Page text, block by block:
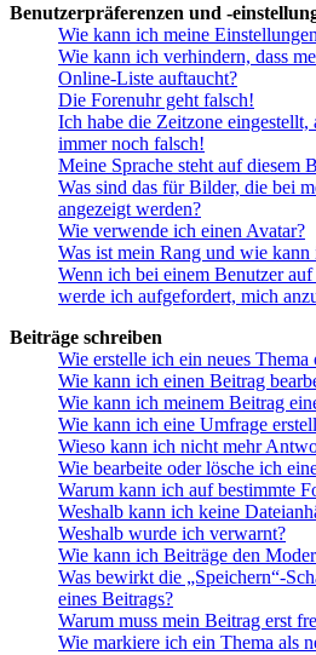
Benutzerpräferenzen und -
Wie kann ich meine
Wie kann ich verhindern, dass
Online-Liste auftaucht?
Die Forenuhr geht falsch!
Ich habe die Zeitzone eingestellt,
immer noch falsch!
Meine Sprache steht auf diesem
Was sind das für Bilder, die bei
angezeigt werden?
Wie verwende ich einen Avatar?
Was ist mein Rang und wie kann
Wenn ich bei einem Benutzer
werde ich aufgefordert, mich
Beiträge schreiben
Wie erstelle ich ein neues
Wie kann ich einen Beitrag
Wie kann ich meinem Beitrag
Wie kann ich eine Umfrage
Wieso kann ich nicht mehr
Wie bearbeite oder lösche ich
Warum kann ich auf bestimmte
Weshalb kann ich keine
Weshalb wurde ich verwarnt?
Wie kann ich Beiträge den
Was bewirkt die „Speichern“-
eines Beitrags?
Warum muss mein Beitrag erst
Wie markiere ich ein Thema als